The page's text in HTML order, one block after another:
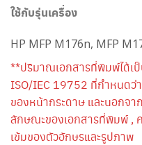
ใช้กับรุ่นเครื่อง
HP MFP M176n, MFP
**ปริมาณเอกสารที่พิมพ์ได้เ
ISO/IEC 19752 ที่กำหนด
ของหน้ากระดาษ และนอกจ
ลักษณะของเอกสารที่พิมพ์ ,
เข้มของตัวอักษรและรูปภาพ